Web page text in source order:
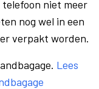
niet meer
nog wel in een
verpakt worden.
Lees